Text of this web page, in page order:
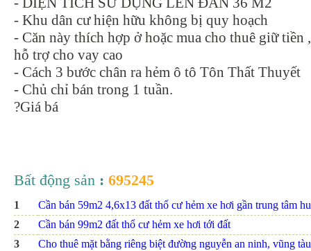
- Khu dân cư hiện hữu không bị quy hoạch
- Căn này thích hợp ở hoặc mua cho thuê giữ tiền
hỗ trợ cho vay cao
- Cách 3 bước chân ra hẻm ô tô Tôn Thất Thuyết
- Chủ chỉ bán trong 1 tuần.
?Giá bá
Bất động sản : 695245
1
Cần bán 59m2 4,6x13 đất thổ cư hẻm xe hơi gần trung tâm
2
Cần bán 99m2 đất thổ cư hẻm xe hơi tới đất
3
Cho thuê mặt bằng riêng biệt đường nguyễn an ninh, vũng